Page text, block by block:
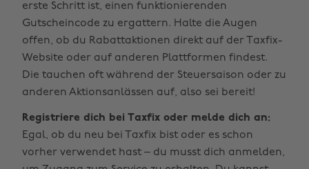
erste Schritt ist, einen funktionierenden
Gutscheincode zu ergattern. Halte die Augen
offen, ob du Rabattaktionen direkt auf der Taxfix-
Website oder auf anderen Plattformen findest.
Die tauchen oft während der Steuersaison oder zu
anderen Aktionsanlässen auf, also sei bereit!
Registriere dich bei Taxfix oder melde dich an:
Egal, ob du neu bei Taxfix bist oder es schon
vorher verwendet hast – du musst dich anmelden,